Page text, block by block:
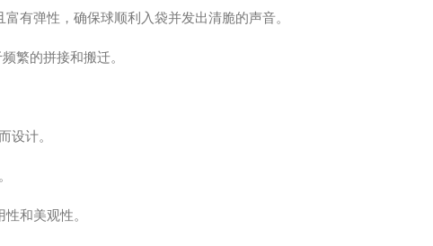
有弹性，确保球顺利入袋并发出清脆的声音。
繁的拼接和搬迁。
设计。
和美观性。